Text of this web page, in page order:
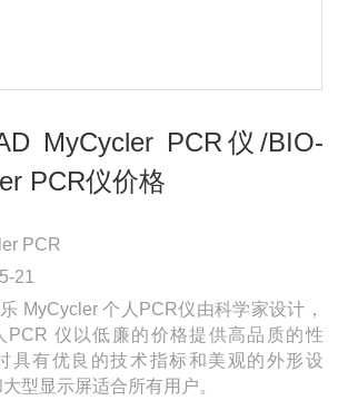
MyCycler PCR仪/BIO-
PCR仪价格
PCR
21
MyCycler 个人PCR仪由科学家设计，
PCR 仪以低廉的价格提供高品质的性
具有优良的技术指标和美观的外形设
型显示屏适合所有用户。